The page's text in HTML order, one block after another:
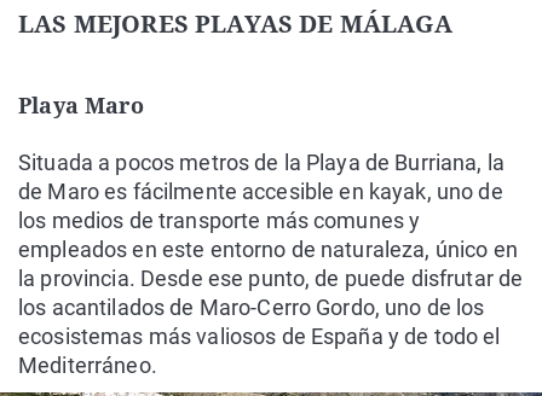
LAS MEJORES PLAYAS DE MÁLAGA
Playa Maro
Situada a pocos metros de la Playa de Burriana, la
de Maro es fácilmente accesible en kayak, uno de
los medios de transporte más comunes y
empleados en este entorno de naturaleza, único en
la provincia. Desde ese punto, de puede disfrutar de
los acantilados de Maro-Cerro Gordo, uno de los
ecosistemas más valiosos de España y de todo el
Mediterráneo.